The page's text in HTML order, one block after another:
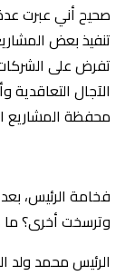
صحيح أني عبرت
تنفيذ بعض
تفرض على الشركات
الآجال التعاقدية
محفظة المشاريع
فخامة الرئيس،
وترسخت أخرى؟ ما
الرئيس محمد ولد